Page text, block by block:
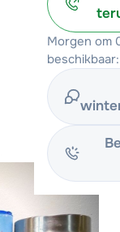
Morgen om
beschikbaar: